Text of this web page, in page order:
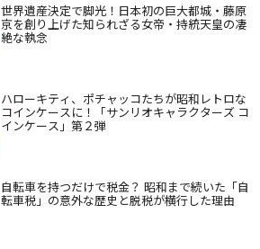
世界遺産決定で脚光！日本初の巨大都城・藤原
京を創り上げた知られざる女帝・持統天皇の凄
絶な執念
ハローキティ、ポチャッコたちが昭和レトロな
コインケースに！「サンリオキャラクターズ コ
インケース」第２弾
自転車を持つだけで税金？ 昭和まで続いた「自
転車税」の意外な歴史と脱税が横行した理由